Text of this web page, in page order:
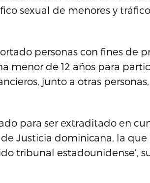
sexual de menores y
personas con fines de
menor de 12 años para
junto a otras
para ser extraditado en
Justicia dominicana, la que
tribunal estadounidense’,